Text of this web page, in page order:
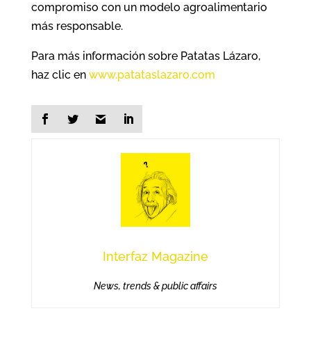
compromiso con un modelo agroalimentario
más responsable.
Para más información sobre Patatas Lázaro,
haz clic en www.patataslazaro.com
Interfaz Magazine
News, trends & public affairs